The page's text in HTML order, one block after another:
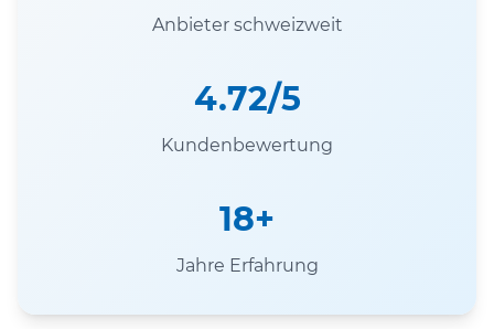
Anbieter schweizweit
4.72/5
Kundenbewertung
18+
Jahre Erfahrung